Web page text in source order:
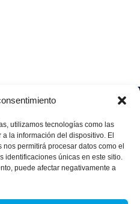
utilizamos tecnologías como las
la información del dispositivo. El
permitirá procesar datos como el
identificaciones únicas en este sitio.
puede afectar negativamente a
Soluciones
Data
Industria
4.0
Industrial
Retail
Health &
Services
Travel &
Quiénes
Únete
a
aggity
Contacto